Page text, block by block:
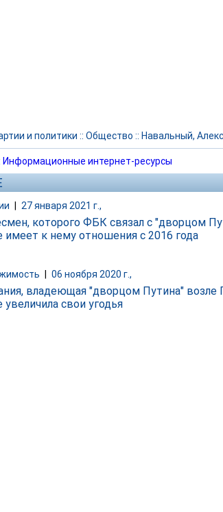
и политики :: Общество :: Навальный,
Информационные интернет-ресурсы
27 января 2021 г.,
которого ФБК связал с "дворцом
имеет к нему отношения с 2016 года
06 ноября 2020 г.,
владеющая "дворцом Путина" возле
увеличила свои угодья